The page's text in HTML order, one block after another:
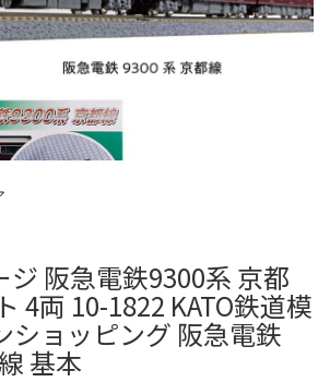
ジ 阪急電鉄9300系 京都
4両 10-1822 KATO鉄道模
ショッピング 阪急電鉄
基本